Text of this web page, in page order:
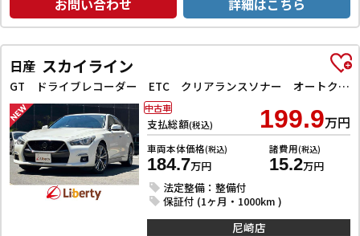
お問い合わせ 詳細はこちら
日産 スカイライン
GT ドライブレコーダー ETC クリアランスソナー オートクルーズコントロール 衝突被害軽減システム 全周囲カメラ ナビ TV アルミホイール オートライト LEDヘッドランプ サンルーフ AT
支払総額(税込) 199.9万円
車両本体価格(税込)
184.7万円
諸費用(税込)
15.2万円
法定整備：整備付
保証付 (1ヶ月・1000km )
中古車
尼崎店